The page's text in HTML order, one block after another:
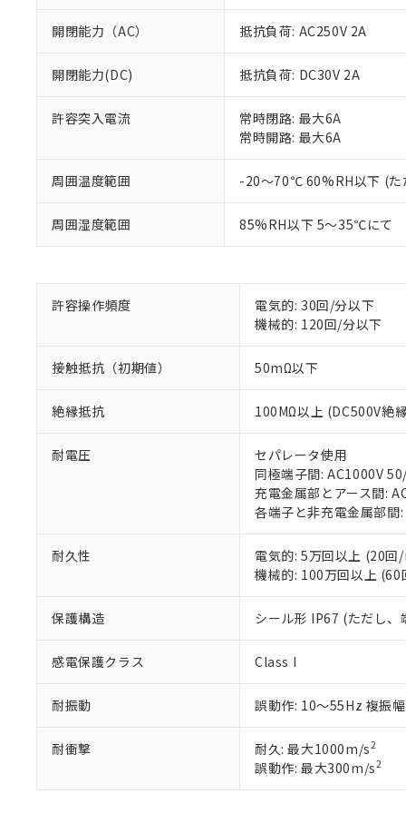
開閉能力（AC） 抵抗負荷: AC250V 2A
開閉能力(DC) 抵抗負荷: DC30V 2A
許容突入電流
常時閉路: 最大6A
常時開路: 最大6A
周囲温度範囲 -20～70℃ 60%RH以下 (た
周囲湿度範囲 85%RH以下 5～35℃にて
許容操作頻度
電気的: 30回/分以下
機械的: 120回/分以下
接触抵抗（初期値） 50mΩ以下
絶縁抵抗 100MΩ以上 (DC500V絶
耐電圧
セパレータ使用
同極端子間: AC1000V
充電金属部とアース間:
各端子と非充電金属部
耐久性
電気的: 5万回以上 (20
機械的: 100万回以上
保護構造 シール形 IP67 (ただし、
感電保護クラス Class I
耐振動 誤動作: 10～55Hz 複振
耐衝撃 耐久: 最大1000m/s2
誤動作: 最大300m/s2
以下の条件をお読
当社制御機
在庫状況お
のであり、
い。
正式な納期
当社販売員
オムロン制御
す。
マイパーツ
ている必要が
が、当社の
さい。
いる法人を
※1 対応状況
対応済み：EU
対応予定：EU
対応予定なし：
非該当品：ライセ
仕入先様の事情に
があります。
鉛(Pb) 1000ppm以下、
ル（DBP） 1000ppm以
フタル酸エステル類の
※2 対応予定月
部品在庫の切り替
※3 非含有証明
下記の非含有証明
EU RoHS指令（
51物質の非含有証
また、RoHS指令
混在することから
既に当社にて対
※1 中国
「○」：最大均質
「×」：最大均質
「－」：未確認で
*中国RoHS10物質の基
Pb(鉛) :1000ppm、 Hg(
Cr(Ⅵ)(六価クロム) :
DBP(フタル酸ジブチ
DEHP(フタル酸ビス(2-
※2 環境保護使
「ｅ」：有害物質
「10」：通常の使
「－」：未確認で
当社は規制
ます。
当社は貴社
置等に一切
当社は、貴
また当社は
たしません。
記
号
説明
○
△ 一定数
－
在庫な
機器販
空
白
受注生